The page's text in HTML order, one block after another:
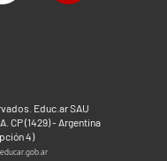
Educ.ar SAU
CP (1429) - Argentina
4)